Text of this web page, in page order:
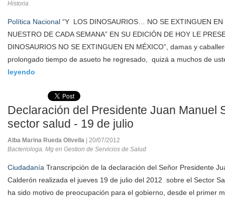
Historia
Política Nacional “Y LOS DINOSAURIOS… NO SE EXTINGUEN EN
NUESTRO DE CADA SEMANA” EN SU EDICIÓN DE HOY LE
DINOSAURIOS NO SE EXTINGUEN EN MÉXICO”, damas y
prolongado tiempo de asueto he regresado, quizá a muchos de
leyendo
Declaración del Presidente Juan Manuel
sector salud - 19 de julio
Alba Marina Rueda Olivella
| 20/07/2012
Bacteriologa. Mg en Gestion de Servicios de Salud
Ciudadanía Transcripción de la declaración del Señor Presidente
Calderón realizada el jueves 19 de julio del 2012 sobre el Sector
ha sido motivo de preocupación para el gobierno, desde el primer